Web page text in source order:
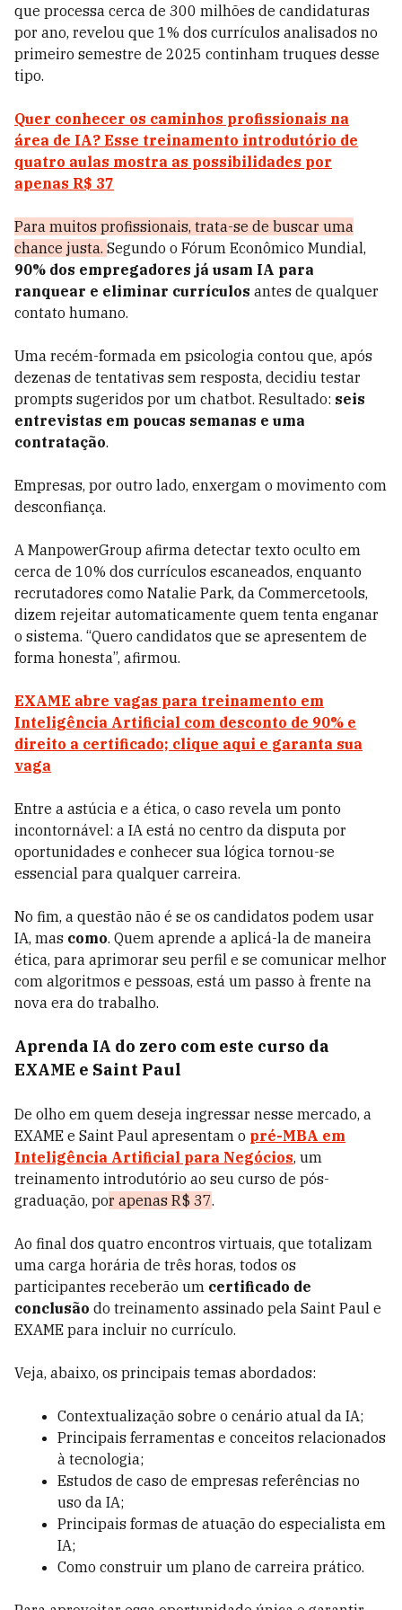
que processa cerca de 300 milhões de candidaturas
por ano, revelou que 1% dos currículos analisados no
primeiro semestre de 2025 continham truques desse
tipo.
Quer conhecer os caminhos profissionais na
área de IA? Esse treinamento introdutório de
quatro aulas mostra as possibilidades por
apenas R$ 37
Para muitos profissionais, trata-se de buscar uma
chance justa. Segundo o Fórum Econômico Mundial,
90% dos empregadores já usam IA para
ranquear e eliminar currículos antes de qualquer
contato humano.
Uma recém-formada em psicologia contou que, após
dezenas de tentativas sem resposta, decidiu testar
prompts sugeridos por um chatbot. Resultado: seis
entrevistas em poucas semanas e uma
contratação.
Empresas, por outro lado, enxergam o movimento com
desconfiança.
A ManpowerGroup afirma detectar texto oculto em
cerca de 10% dos currículos escaneados, enquanto
recrutadores como Natalie Park, da Commercetools,
dizem rejeitar automaticamente quem tenta enganar
o sistema. “Quero candidatos que se apresentem de
forma honesta”, afirmou.
EXAME abre vagas para treinamento em
Inteligência Artificial com desconto de 90% e
direito a certificado; clique aqui e garanta sua
vaga
Entre a astúcia e a ética, o caso revela um ponto
incontornável: a IA está no centro da disputa por
oportunidades e conhecer sua lógica tornou-se
essencial para qualquer carreira.
No fim, a questão não é se os candidatos podem usar
IA, mas como. Quem aprende a aplicá-la de maneira
ética, para aprimorar seu perfil e se comunicar melhor
com algoritmos e pessoas, está um passo à frente na
nova era do trabalho.
Aprenda IA do zero com este curso da
EXAME e Saint Paul
De olho em quem deseja ingressar nesse mercado, a
EXAME e Saint Paul apresentam o pré-MBA em
Inteligência Artificial para Negócios, um
treinamento introdutório ao seu curso de pós-
graduação, por apenas R$ 37.
Ao final dos quatro encontros virtuais, que totalizam
uma carga horária de três horas, todos os
participantes receberão um certificado de
conclusão do treinamento assinado pela Saint Paul e
EXAME para incluir no currículo.
Veja, abaixo, os principais temas abordados:
Contextualização sobre o cenário atual da IA;
Principais ferramentas e conceitos relacionados
à tecnologia;
Estudos de caso de empresas referências no
uso da IA;
Principais formas de atuação do especialista em
IA;
Como construir um plano de carreira prático.